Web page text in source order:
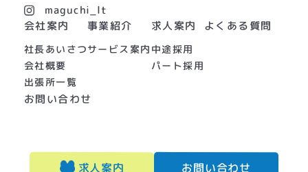
maguchi_lt
会社案内
社長あいさつ
会社概要
出張所一覧
事業紹介
サービス案内
求人案内
中途採用
パート採用
よくある質問
お問い合わせ
求人案内 お問い合わせ